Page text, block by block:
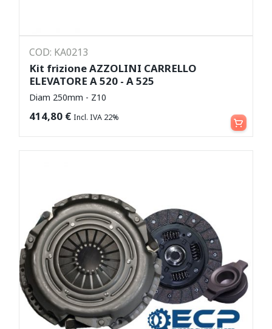
COD: KA0213
Kit frizione AZZOLINI CARRELLO
ELEVATORE A 520 - A 525
Diam 250mm - Z10
414,80 € Incl. IVA 22% Aggiungi al carrello